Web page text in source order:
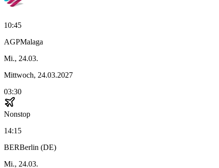
10:45
AGPMalaga
Mi., 24.03.
Mittwoch, 24.03.2027
03:30
Nonstop
14:15
BERBerlin (DE)
Mi., 24.03.